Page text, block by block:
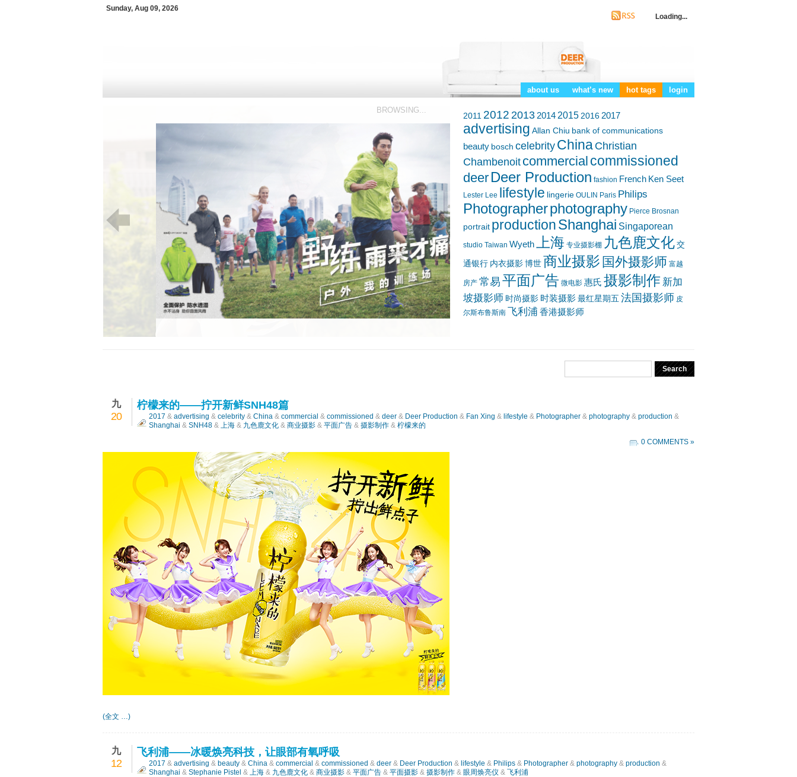
Sunday, Aug 09, 2026
Loading...
about us what’s new hot tags login
The North Face——户外野练系列平面摄影制作
BROWSING...
2011 2012 2013 2014 2015 2016 2017
advertising Allan Chiu bank of communications
beauty bosch celebrityChinaChristian
Chambenoitcommercial commissioned
deer Deer Production fashion French Ken Seet
Lester Lee lifestyle lingerie OULIN Paris Philips
Photographerphotography Pierce Brosnan
portrait production Shanghai Singaporean
studio Taiwan Wyeth 上海 专业摄影棚 九色鹿文化 交
通银行 内衣摄影 博世 商业摄影 国外摄影师 富越
房产 常易 平面广告 微电影 惠氏 摄影制作 新加
坡摄影师 时尚摄影 时装摄影 最红星期五 法国摄影师 皮
尔斯布鲁斯南 飞利浦 香港摄影师
九
20
柠檬来的——拧开新鲜SNH48篇
2017 & advertising & celebrity & China & commercial & commissioned & deer & Deer Production & Fan Xing & lifestyle & Photographer & photography & production &
Shanghai & SNH48 & 上海 & 九色鹿文化 & 商业摄影 & 平面广告 & 摄影制作 & 柠檬来的
0 COMMENTS »
(全文 …)
九
12
飞利浦——冰暖焕亮科技，让眼部有氧呼吸
2017 & advertising & beauty & China & commercial & commissioned & deer & Deer Production & lifestyle & Philips & Photographer & photography & production &
Shanghai & Stephanie Pistel & 上海 & 九色鹿文化 & 商业摄影 & 平面广告 & 平面摄影 & 摄影制作 & 眼周焕亮仪 & 飞利浦